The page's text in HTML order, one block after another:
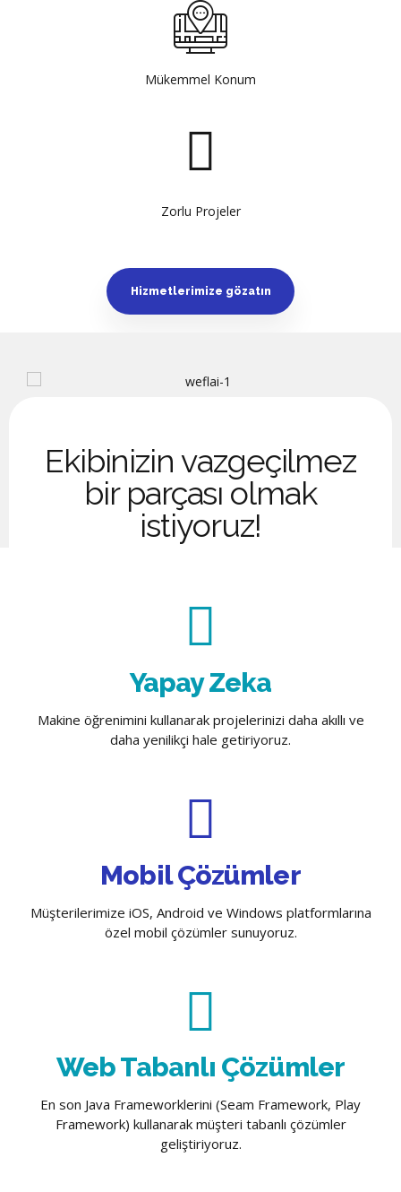
Mükemmel Konum
Zorlu Projeler
Hizmetlerimize gözatın
Ekibinizin vazgeçilmez
bir parçası olmak
istiyoruz!
Yapay Zeka
Makine öğrenimini kullanarak projelerinizi daha akıllı ve
daha yenilikçi hale getiriyoruz.
Mobil Çözümler
Müşterilerimize iOS, Android ve Windows platformlarına
özel mobil çözümler sunuyoruz.
Web Tabanlı Çözümler
En son Java Frameworklerini (Seam Framework, Play
Framework) kullanarak müşteri tabanlı çözümler
geliştiriyoruz.